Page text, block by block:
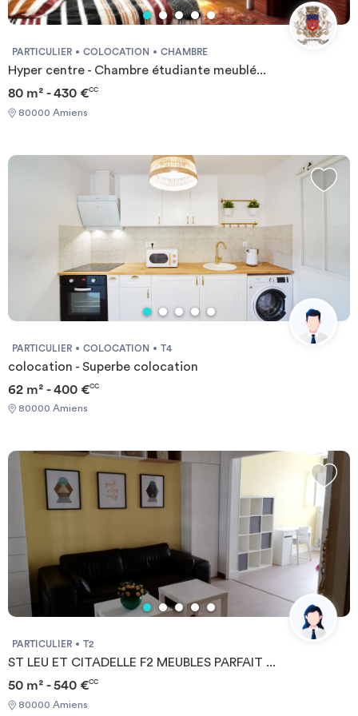
PARTICULIER COLOCATION CHAMBRE
Hyper centre - Chambre étudiante meublé...
80 m² - 430 €CC
80000 Amiens
PARTICULIER COLOCATION T4
colocation - Superbe colocation
62 m² - 400 €CC
80000 Amiens
PARTICULIER T2
ST LEU ET CITADELLE F2 MEUBLES PARFAIT ...
50 m² - 540 €CC
80000 Amiens